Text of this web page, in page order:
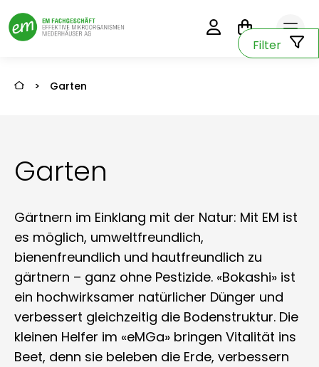
> Garten
Garten
Gärtnern im Einklang mit der Natur: Mit EM ist
es möglich, umweltfreundlich,
bienenfreundlich und hautfreundlich zu
gärtnern – ganz ohne Pestizide. «Bokashi» ist
ein hochwirksamer natürlicher Dünger und
verbessert gleichzeitig die Bodenstruktur. Die
kleinen Helfer im «eMGa» bringen Vitalität ins
Beet, denn sie beleben die Erde, verbessern
Filter